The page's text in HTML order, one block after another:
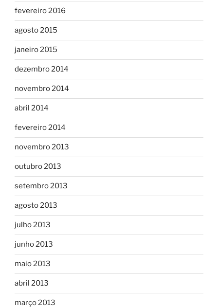
fevereiro 2016
agosto 2015
janeiro 2015
dezembro 2014
novembro 2014
abril 2014
fevereiro 2014
novembro 2013
outubro 2013
setembro 2013
agosto 2013
julho 2013
junho 2013
maio 2013
abril 2013
março 2013